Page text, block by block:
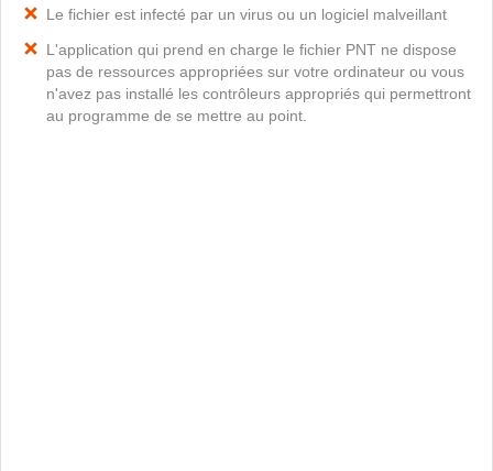
Le fichier est infecté par un virus ou un logiciel malveillant
L'application qui prend en charge le fichier PNT ne dispose
pas de ressources appropriées sur votre ordinateur ou vous
n'avez pas installé les contrôleurs appropriés qui permettront
au programme de se mettre au point.